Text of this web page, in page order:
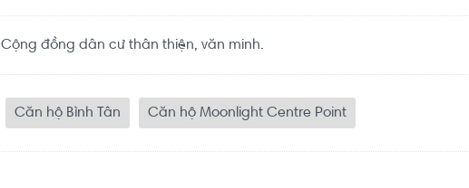
Cộng đồng dân cư thân thiện, văn minh.
Căn hộ Bình Tân Căn hộ Moonlight Centre Point